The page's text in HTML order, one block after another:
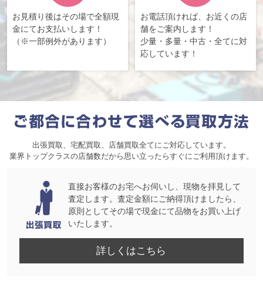
お見積り後はその場で全額現
金にてお支払いします！
（※一部例外があります）
お電話頂ければ、お近くの店
舗をご案内します！
少量・多量・中古・全てに対
応しています！
出張買取、宅配買取、店舗買取全てにご対応しています。
業界トップクラスの店舗数だから思い立ったらすぐにご利用頂けます。
直接お客様のお宅へお伺いし、現物を拝見して
査定します。査定金額にご納得頂けましたら、
原則としてその場で現金にて品物をお買い上げ
いたします。
詳しくはこちら